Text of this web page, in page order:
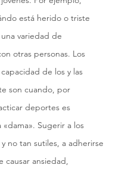
está herido o triste
variedad de
otras personas. Los
de los y las
son cuando, por
deportes es
Sugerir a los
no tan sutiles, a adherirse
causar ansiedad,